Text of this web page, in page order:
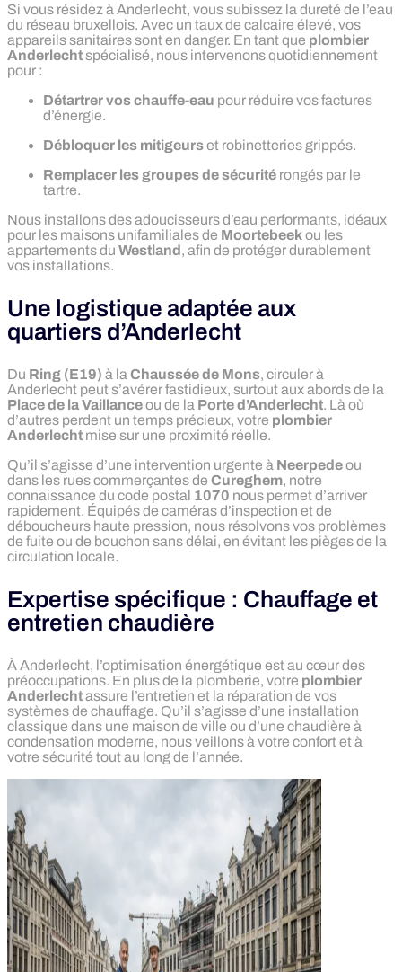
Si vous résidez à Anderlecht, vous subissez la dureté de l’eau
du réseau bruxellois. Avec un taux de calcaire élevé, vos
appareils sanitaires sont en danger. En tant que plombier
Anderlechtspécialisé, nous intervenons quotidiennement
pour :
Détartrer vos chauffe-eau pour réduire vos factures
d’énergie.
Débloquer les mitigeurset robinetteries grippés.
Remplacer les groupes de sécurité rongés par le
tartre.
Nous installons des adoucisseurs d’eau performants, idéaux
pour les maisons unifamiliales de Moortebeekou les
appartements du Westland, afin de protéger durablement
vos installations.
Une logistique adaptée aux
quartiers d’Anderlecht
Du Ring (E19) à la Chaussée de Mons, circuler à
Anderlecht peut s’avérer fastidieux, surtout aux abords de la
Place de la Vaillanceou de la Porte d’Anderlecht. Là où
d’autres perdent un temps précieux, votre plombier
Anderlecht mise sur une proximité réelle.
Qu’il s’agisse d’une intervention urgente à Neerpedeou
dans les rues commerçantes de Cureghem, notre
connaissance du code postal 1070 nous permet d’arriver
rapidement. Équipés de caméras d’inspection et de
déboucheurs haute pression, nous résolvons vos problèmes
de fuite ou de bouchon sans délai, en évitant les pièges de la
circulation locale.
Expertise spécifique : Chauffage et
entretien chaudière
À Anderlecht, l’optimisation énergétique est au cœur des
préoccupations. En plus de la plomberie, votre plombier
Anderlechtassure l’entretien et la réparation de vos
systèmes de chauffage. Qu’il s’agisse d’une installation
classique dans une maison de ville ou d’une chaudière à
condensation moderne, nous veillons à votre confort et à
votre sécurité tout au long de l’année.